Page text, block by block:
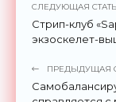
СЛЕДУЮЩАЯ
Стрип-клуб
экзоскелет-
ПРЕДЫДУЩАЯ